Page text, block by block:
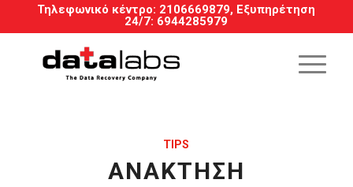
Τηλεφωνικό κέντρο: 2106669879, Εξυπηρέτηση
24/7: 6944285979
TIPS
ΑΝΆΚΤΗΣΗ